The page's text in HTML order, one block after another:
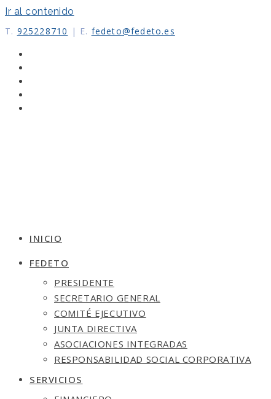
Ir al contenido
T. 925228710 | E. fedeto@fedeto.es
INICIO
FEDETO
PRESIDENTE
SECRETARIO GENERAL
COMITÉ EJECUTIVO
JUNTA DIRECTIVA
ASOCIACIONES INTEGRADAS
RESPONSABILIDAD SOCIAL CORPORATIVA
SERVICIOS